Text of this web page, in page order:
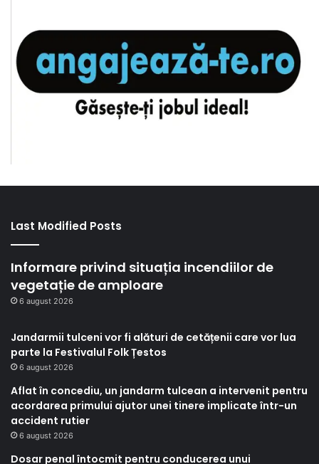
Last Modified Posts
Informare privind situația incendiilor de
vegetație de amploare
6 august 2026
Jandarmii tulceni vor fi alături de cetățenii care vor lua
parte la Festivalul Folk Țestos
6 august 2026
Aflat în concediu, un jandarm tulcean a intervenit pentru
acordarea primului ajutor unei tinere implicate într-un
accident rutier
6 august 2026
Dosar penal întocmit pentru conducerea unui